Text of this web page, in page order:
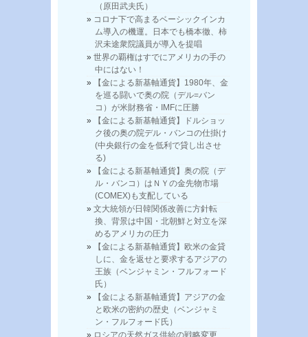
（原田武夫氏）
コロナ下で高まるベーシックインカ
ム導入の機運。日本でも橋本徹、柿
沢未途衆院議員が導入を提唱
世界の覇権はすでにアメリカの手の
中にはない！
【金による新基軸通貨】1980年、金
を巡る闘いで奥の院（デル=バン
コ）が米財務省・IMFに圧勝
【金による新基軸通貨】ドルショッ
ク後の奥の院デル・バンコの仕掛け
(中央銀行の金を低利で貸し出させ
る)
【金による新基軸通貨】奥の院（デ
ル・バンコ）はＮＹの金先物市場
(COMEX)も支配している
文大統領が日韓関係改善に方針転
換、背景は中国・北朝鮮と対立を深
めるアメリカの圧力
【金による新基軸通貨】欧米の金貸
しに、金を返せと要求するアジアの
王族（ベンジャミン・フルフォード
氏）
【金による新基軸通貨】アジアの金
と欧米の密約の歴史（ベンジャミ
ン・フルフォード氏）
ロシアの天然ガス供給の戦略変更